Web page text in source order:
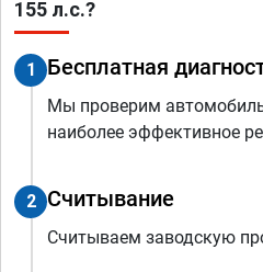
155 л.с.?
1 Бесплатная
Мы проверим
наиболее эффективное
2 Считывание
Считываем заводскую